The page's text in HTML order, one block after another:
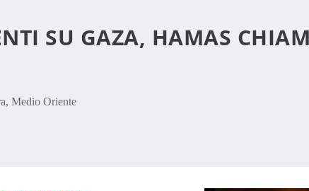
SU GAZA, HAMAS
,Medio Oriente